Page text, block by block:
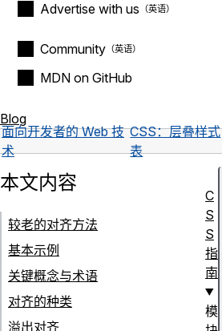
Advertise with us
Community
MDN on GitHub
Blog
面向开发者的 Web 技
术
CSS：层叠样式
表
本文内容
较老的对齐方法
基本示例
关键概念与术语
对齐的种类
溢出对齐
C
S
S
指
南
模